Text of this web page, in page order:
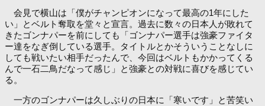
会見で横山は「僕がチャンピオンになって最高の1年にした
い」とベルト奪取を堂々と宣言。過去に数々の日本人が敗れて
きたゴンナパーを前にしても「ゴンナパー選手は強豪ファイタ
ー達をなぎ倒している選手。タイトルとかそういうことなしに
しても戦いたい相手だったんで、今回はベルトもかかってくる
んで一石二鳥だなって感じ」と強豪との対戦に喜びを感じてい
る。
一方のゴンナパーは久しぶりの日本に「寒いです」と苦笑い